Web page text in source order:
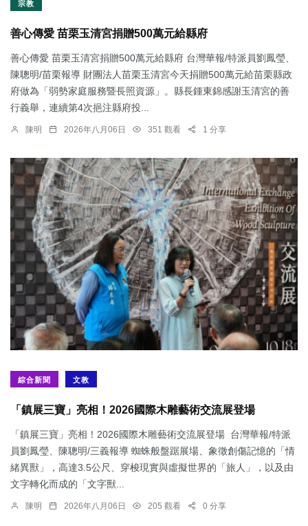
宗教
善心傳愛 苗栗玉清宮捐贈500萬元給縣府
善心傳愛 苗栗玉清宮捐贈500萬元給縣府 台灣華報/特派員劉鳳瑩、
陳聰明/苗栗報導 財團法人苗栗玉清宮今天捐贈500萬元給苗栗縣政
府做為「弱勢家庭服務暨長照資源」。縣長鍾東錦感謝玉清宮的善
行義舉，連續第4次挹注縣府投...
陳明 2026年八月06日 351 觀看 1 分享
綜合新聞 文教
「鎮展三寶」亮相！2026國際木雕藝術交流展登場
「鎮展三寶」亮相！2026國際木雕藝術交流展登場 台灣華報/特派
員劉鳳瑩、陳聰明/三義報導 蜘蛛般盤踞展場、象徵創傷記憶的「情
緒異獸」，高達3.5公尺、穿梭現實與虛擬世界的「旅人」，以及由
文字轉化而成的「文字獸...
陳明 2026年八月06日 205 觀看 0 分享